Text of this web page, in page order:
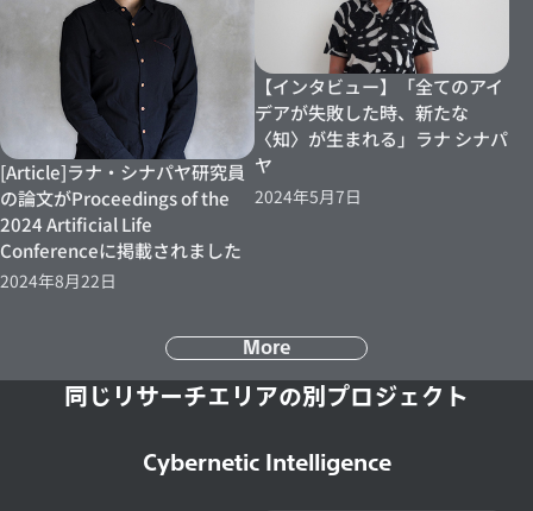
[Article]ラナ・シナパヤ研究員
の論文がProceedings of the
2024 Artificial Life
Conferenceに掲載されました
2024年8月22日
【インタビュー】「全てのアイ
デアが失敗した時、新たな
〈知〉が生まれる」ラナ シナパ
ヤ
2024年5月7日
More
同じリサーチエリアの別プロジェクト
Cybernetic Intelligence